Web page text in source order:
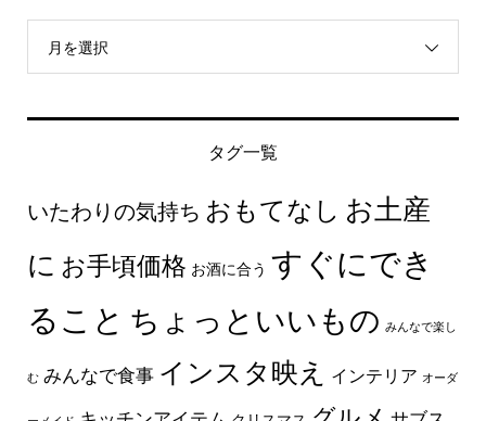
月を選択
タグ一覧
いたわりの気持ち おもてなし お土産
に お手頃価格 お酒に合う すぐにでき
ること ちょっといいもの みんなで楽し
む みんなで食事 インスタ映え インテリア オーダ